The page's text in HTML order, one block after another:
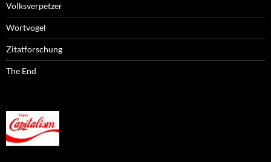
Volksverpetzer
Wortvogel
Zitatforschung
The End